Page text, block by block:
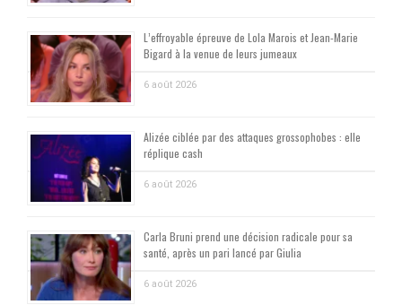
L’effroyable épreuve de Lola Marois et Jean-Marie
Bigard à la venue de leurs jumeaux
6 août 2026
Alizée ciblée par des attaques grossophobes : elle
réplique cash
6 août 2026
Carla Bruni prend une décision radicale pour sa
santé, après un pari lancé par Giulia
6 août 2026